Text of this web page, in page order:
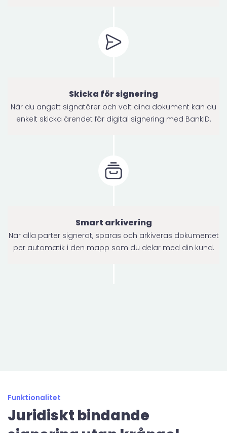
Skicka för signering
När du angett signatärer och valt dina dokument kan du
enkelt skicka ärendet för digital signering med BankID.
Smart arkivering
När alla parter signerat, sparas och arkiveras dokumentet
per automatik i den mapp som du delar med din kund.
Funktionalitet
Juridiskt bindande